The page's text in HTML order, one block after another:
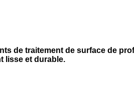
de traitement de surface de
lisse et durable.